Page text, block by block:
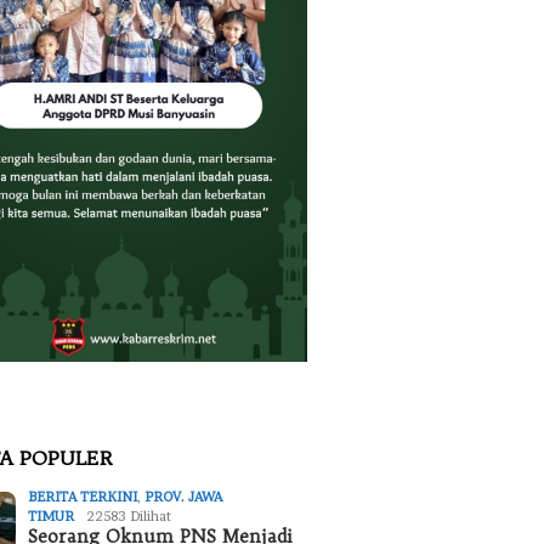
POPULER
BERITA TERKINI,PROV. JAWA
TIMUR
22583 Dilihat
Seorang Oknum PNS Menjadi